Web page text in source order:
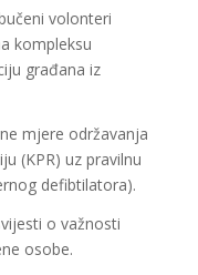
volonteri
kompleksu
građana iz
mjere održavanja
(KPR) uz pravilnu
defibtilatora).
o važnosti
osobe.